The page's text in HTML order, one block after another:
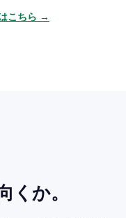
こちら →
くか。